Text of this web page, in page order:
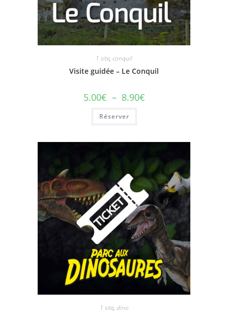
1 site, conquil
Visite guidée – Le Conquil
5.00€ – 8.90€
Réserver
1 site, dino